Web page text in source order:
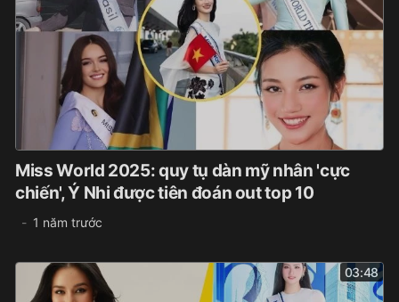
Miss World 2025: quy tụ dàn mỹ nhân 'cực
chiến', Ý Nhi được tiên đoán out top 10
1 năm trước
03:48